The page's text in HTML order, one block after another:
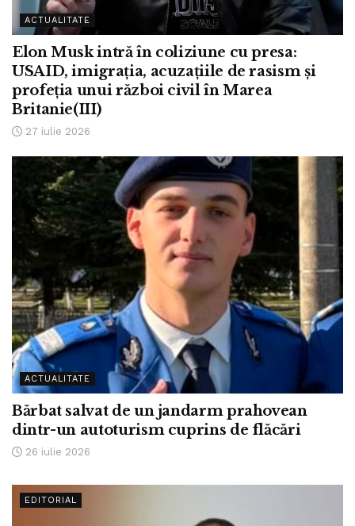
ACTUALITATE
Elon Musk intră în coliziune cu presa:
USAID, imigrația, acuzațiile de rasism și
profeția unui război civil în Marea
Britanie(III)
27 iulie 2026
ACTUALITATE
Bărbat salvat de un jandarm prahovean
dintr-un autoturism cuprins de flăcări
26 iulie 2026
EDITORIAL